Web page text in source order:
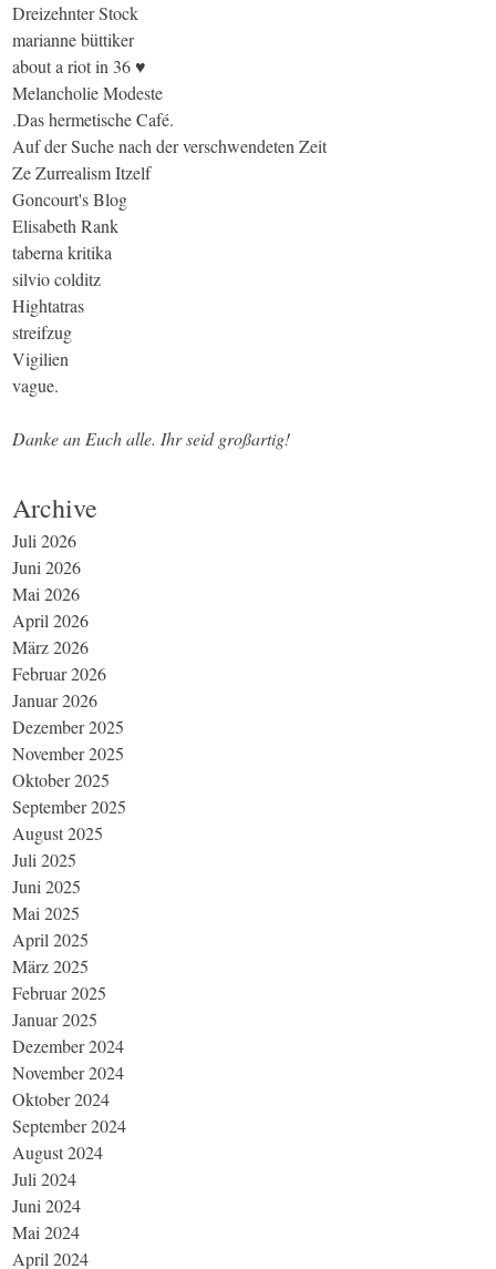
Dreizehnter Stock
marianne büttiker
about a riot in 36 ♥
Melancholie Modeste
.Das hermetische Café.
Auf der Suche nach der verschwendeten Zeit
Ze Zurrealism Itzelf
Goncourt's Blog
Elisabeth Rank
taberna kritika
silvio colditz
Hightatras
streifzug
Vigilien
vague.
Danke an Euch alle. Ihr seid großartig!
Archive
Juli 2026
Juni 2026
Mai 2026
April 2026
März 2026
Februar 2026
Januar 2026
Dezember 2025
November 2025
Oktober 2025
September 2025
August 2025
Juli 2025
Juni 2025
Mai 2025
April 2025
März 2025
Februar 2025
Januar 2025
Dezember 2024
November 2024
Oktober 2024
September 2024
August 2024
Juli 2024
Juni 2024
Mai 2024
April 2024